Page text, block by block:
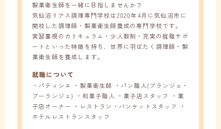
製菓衛生師を一緒に目指しませんか？
気仙沼リアス調理専門学校は2020年4月に気仙沼市に
開校した調理師・製菓衛生師養成の専門学校です。
実習重視のカリキュラム・少人数制・充実の就職サポ
ートといった特徴を持ち、世界に羽ばたく調理師・製
菓衛生師を養成します。
就職について
・パティシエ ・製菓衛生師 ・パン職人(ブランジェ・
ブーランジェ) ・和菓子職人 ・菓子店スタッフ ・菓
子店オーナー ・レストラン・バンケットスタッフ ・
ホテルレストランスタッフ